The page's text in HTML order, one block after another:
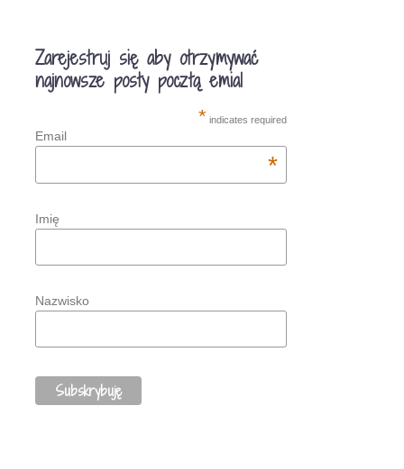
Zarejestruj się aby otrzymywać
najnowsze posty pocztą emial
* indicates required
Email
*
Imię
Nazwisko